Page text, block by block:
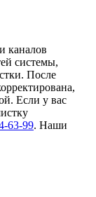
каналов
системы,
После
Если у вас
63-99. Наши